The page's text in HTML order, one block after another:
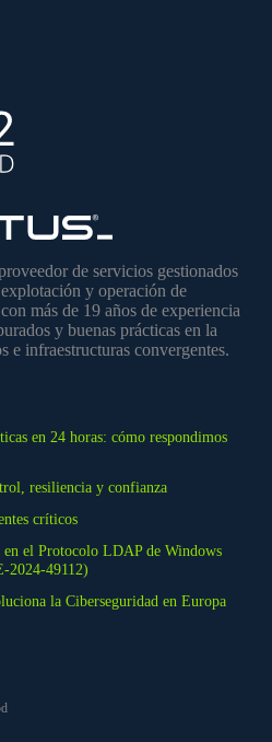
de servicios gestionados
y operación de
más de 19 años de experiencia
y buenas prácticas en la
e infraestructuras convergentes.
en 24 horas: cómo respondimos
resiliencia y confianza
críticos
en el Protocolo LDAP de Windows
2024-49112)
la Ciberseguridad en Europa